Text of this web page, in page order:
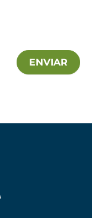
ENVIAR